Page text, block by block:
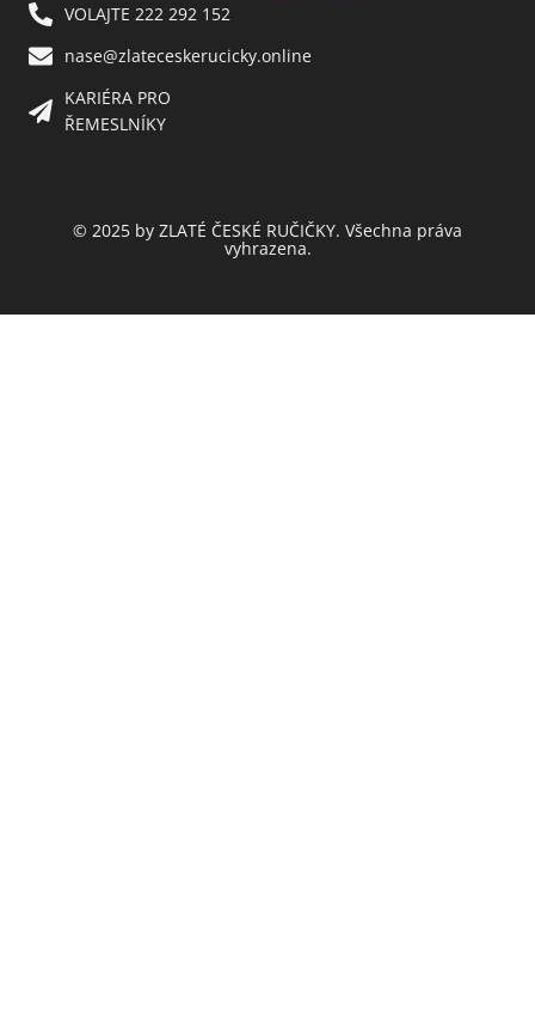
VOLAJTE 222 292 152
nase@zlateceskerucicky.online
KARIÉRA PRO
ŘEMESLNÍKY
© 2025 by ZLATÉ ČESKÉ RUČIČKY. Všechna práva
vyhrazena.